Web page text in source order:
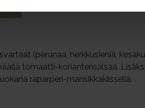
(perunaa, herkkusieniä,
tomaatti-korianterisalsaa.
raparperi-mansikkakiisseliä.